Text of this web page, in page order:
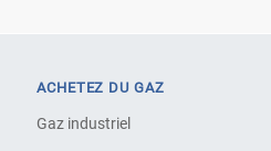
ACHETEZ DU GAZ
Gaz industriel